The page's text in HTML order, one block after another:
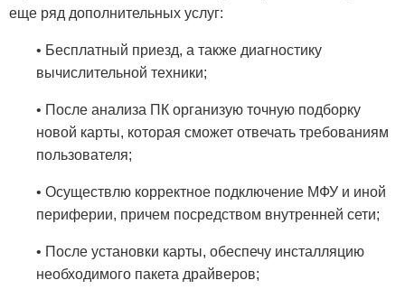
еще ряд дополнительных услуг:
• Бесплатный приезд, а также диагностику
вычислительной техники;
• После анализа ПК организую точную подборку
новой карты, которая сможет отвечать требованиям
пользователя;
• Осуществлю корректное подключение МФУ и иной
периферии, причем посредством внутренней сети;
• После установки карты, обеспечу инсталляцию
необходимого пакета драйверов;